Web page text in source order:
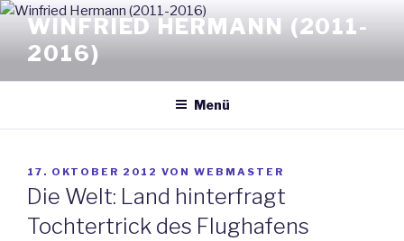
Zum
Inhalt
springen
WINFRIED HERMANN (2011-
2016)
Menü
VERÖFFENTLICHT
AM
17. OKTOBER 2012 VON WEBMASTER
Die Welt: Land hinterfragt
Tochtertrick des Flughafens